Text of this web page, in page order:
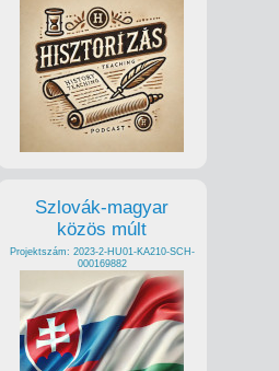
Szlovák-magyar
közös múlt
Projektszám: 2023-2-HU01-KA210-SCH-
000169882